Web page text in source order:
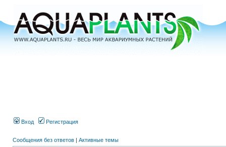
Вход Регистрация
Сообщения без ответов | Активные темы